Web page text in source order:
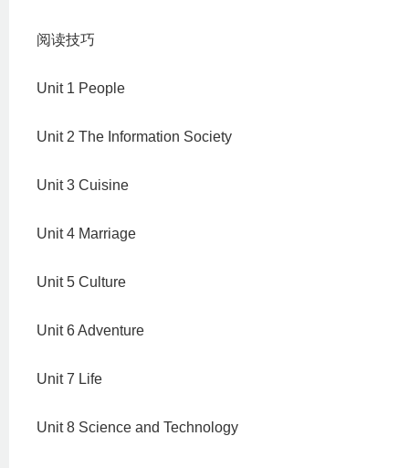
阅读技巧
Unit 1 People
Unit 2 The Information Society
Unit 3 Cuisine
Unit 4 Marriage
Unit 5 Culture
Unit 6 Adventure
Unit 7 Life
Unit 8 Science and Technology